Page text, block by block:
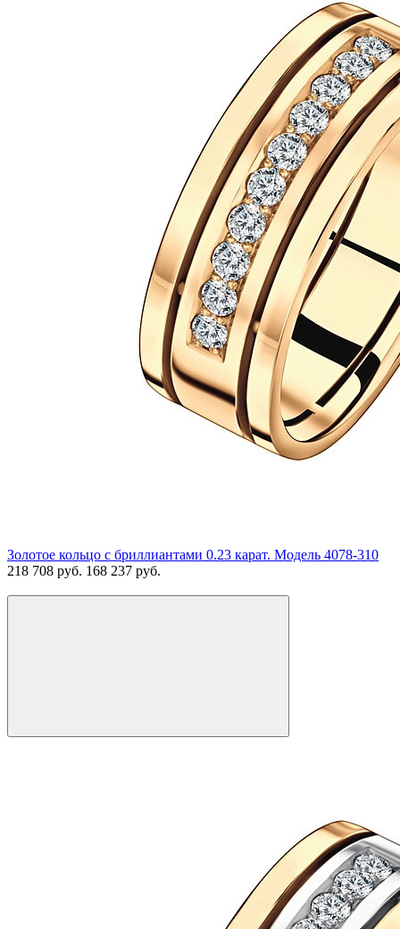
Золотое кольцо с бриллиантами 0.23 карат. Модель 4078-310
218 708 руб. 168 237 руб.